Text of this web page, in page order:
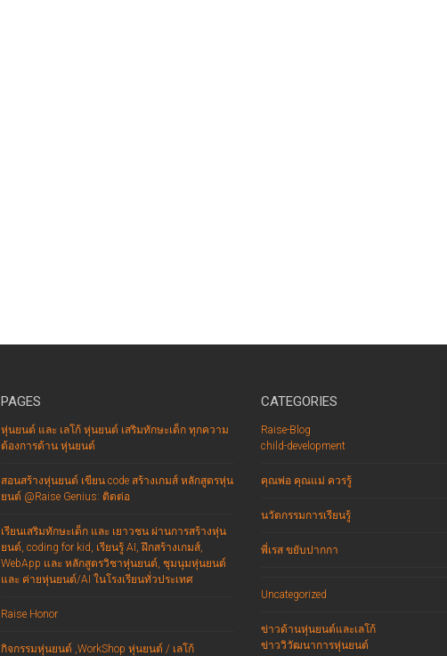
PAGES
หุ่นยนต์ และ เลโก้ หุ่นยนต์ เสริมทักษะเด็ก ทุกความ
ต้องการด้าน หุ่นยนต์
สอนสร้างหุ่นยนต์ เขียน code สร้างเกมส์ หลักสูตรหุ่น
ยนต์ @Raise Genius: ติดต่อ
เรียนเสริมทักษะเด็ก และ เยาวชน ผ่านการสร้างหุ่น
ยนต์, coding for kid, เรียนรู้ AI, ฝึกสร้างเกมส์,
WebApp และ หลักสูตรวิชาหุ่นยนต์, ชุมนุมหุ่นยนต์
และ ค่ายหุ่นยนต์/AI ในโรงเรียนทั่วประเทศ
Raise Honor
กิจกรรมหุ่นยนต์ ,WorkShop หุ่นยนต์ / เลโก้
CATEGORIES
Raise-Blog
child-development
คุณพ่อ คุณแม่ ควรรู้
นวัตกรรมการเรียนรู้
พี่เรส ขยับปากกา
Uncategorized
ข่าวด้านหุ่นยนต์และเลโก้
ข่าววิวัฒนาการหุ่นยนต์